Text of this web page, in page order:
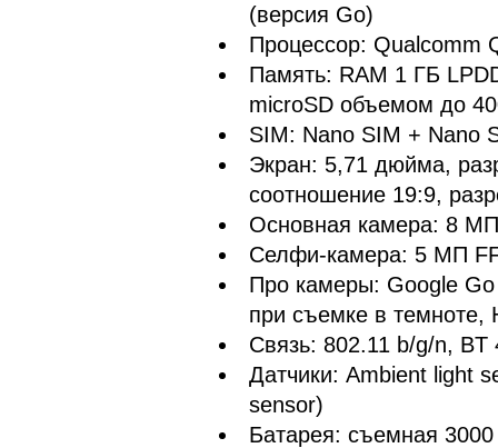
(версия Go)
Процессор: Qualcomm
Память: RAM 1 ГБ
microSD объемом до
SIM: Nano SIM + Nano
Экран: 5,71 дюйма,
соотношение 19:9,
Основная камера: 8
Селфи-камера: 5 МП
Про камеры: Google
при съемке в темноте,
Связь: 802.11 b/g/n,
Датчики: Ambient light
sensor)
Батарея: съемная